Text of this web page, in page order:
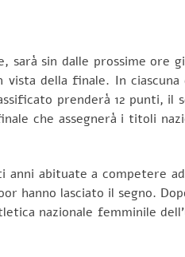
sin dalle prossime ore
della finale. In ciascuna
prenderà 12 punti, il
che assegnerà i titoli
anni abituate a competere
hanno lasciato il segno.
nazionale femminile